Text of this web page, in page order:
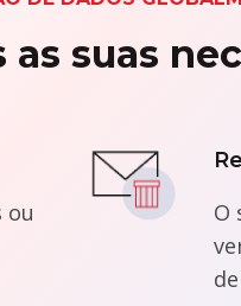
suas
ou
O